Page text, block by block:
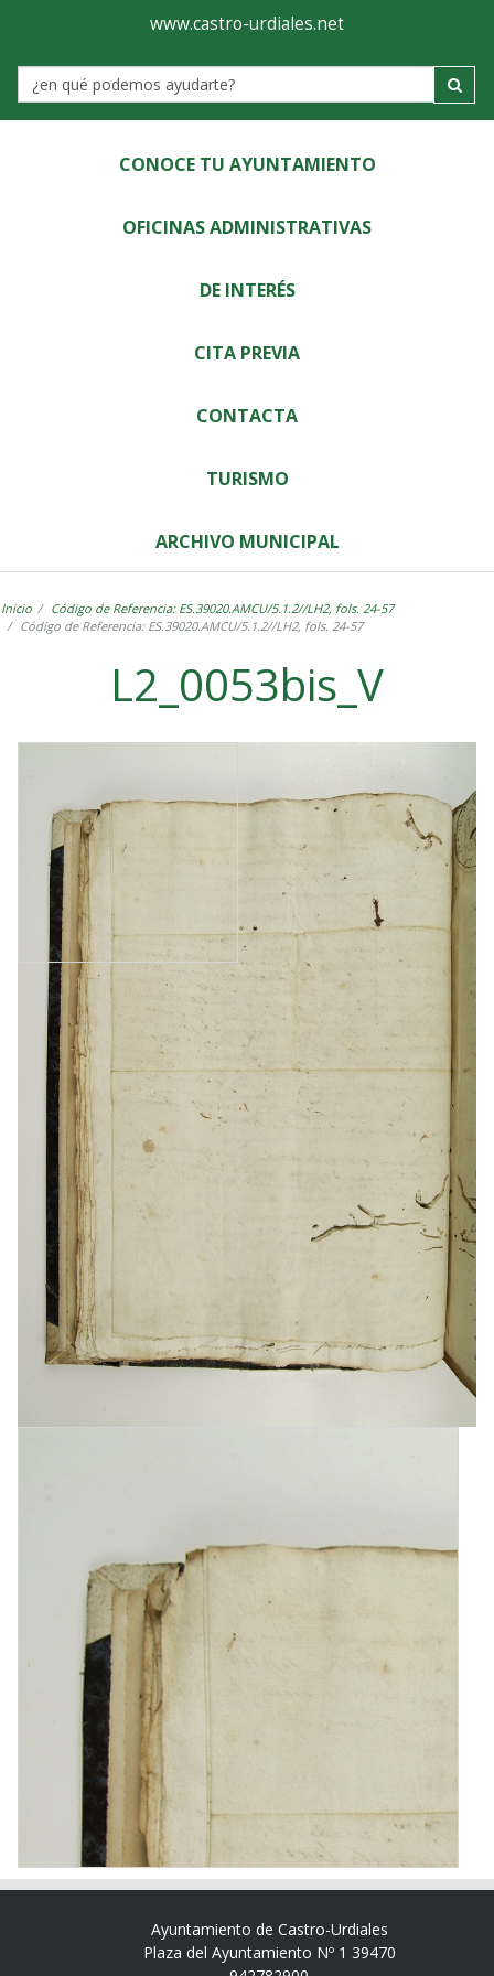
Ayuntamiento
de
Castro-
Urdiales
www.castro-urdiales.net
Label
CONOCE TU AYUNTAMIENTO
OFICINAS ADMINISTRATIVAS
DE INTERÉS
CITA PREVIA
CONTACTA
TURISMO
ARCHIVO MUNICIPAL
Inicio
Código de Referencia: ES.39020.AMCU/5.1.2//LH2, fols. 24-57
Código de Referencia: ES.39020.AMCU/5.1.2//LH2, fols. 24-57
L2_0053bis_V
Ayuntamiento de Castro-Urdiales
Plaza del Ayuntamiento Nº 1 39470